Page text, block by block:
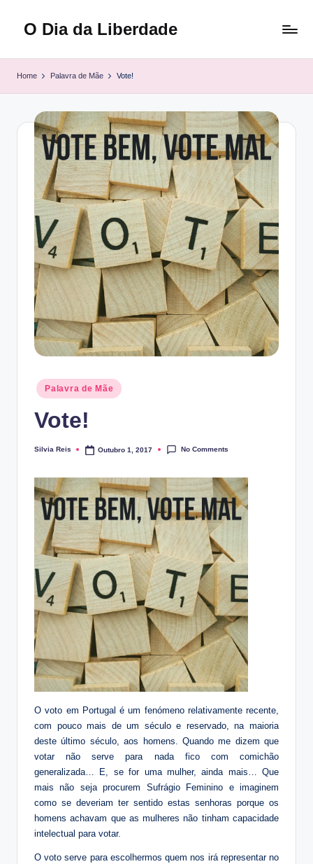
O Dia da Liberdade
Home Palavra de Mãe Vote!
Posted
in
Palavra de Mãe
Vote!
Posted
Silvia Reis Outubro 1, 2017 No Comments
O voto em Portugal é um fenómeno relativamente recente,
com pouco mais de um século e reservado, na maioria
deste último século, aos homens. Quando me dizem que
votar não serve para nada fico com comichão
generalizada… E, se for uma mulher, ainda mais… Que
mais não seja procurem Sufrágio Feminino e imaginem
como se deveriam ter sentido estas senhoras porque os
homens achavam que as mulheres não tinham capacidade
intelectual para votar.
O voto serve para escolhermos quem nos irá representar no